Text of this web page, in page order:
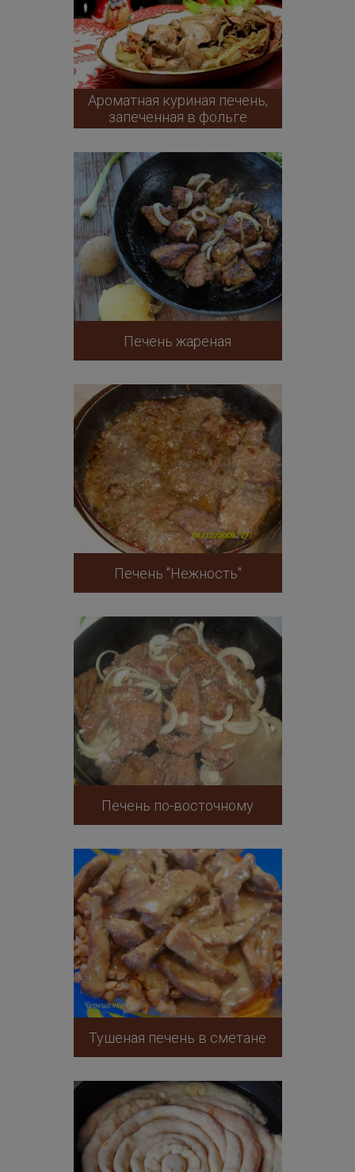
Ароматная куриная печень,
запеченная в фольге
Печень жареная
Печень "Нежность"
Печень по-восточному
Тушеная печень в сметане